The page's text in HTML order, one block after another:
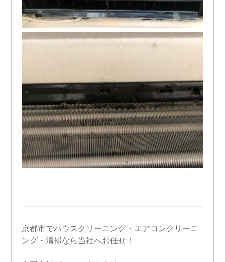
京都市でハウスクリーニング・エアコンクリーニ
ング・清掃なら当社へお任せ！